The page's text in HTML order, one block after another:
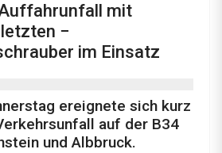
mit
−
im Einsatz
ereignete sich kurz
auf der B34
und Albbruck.